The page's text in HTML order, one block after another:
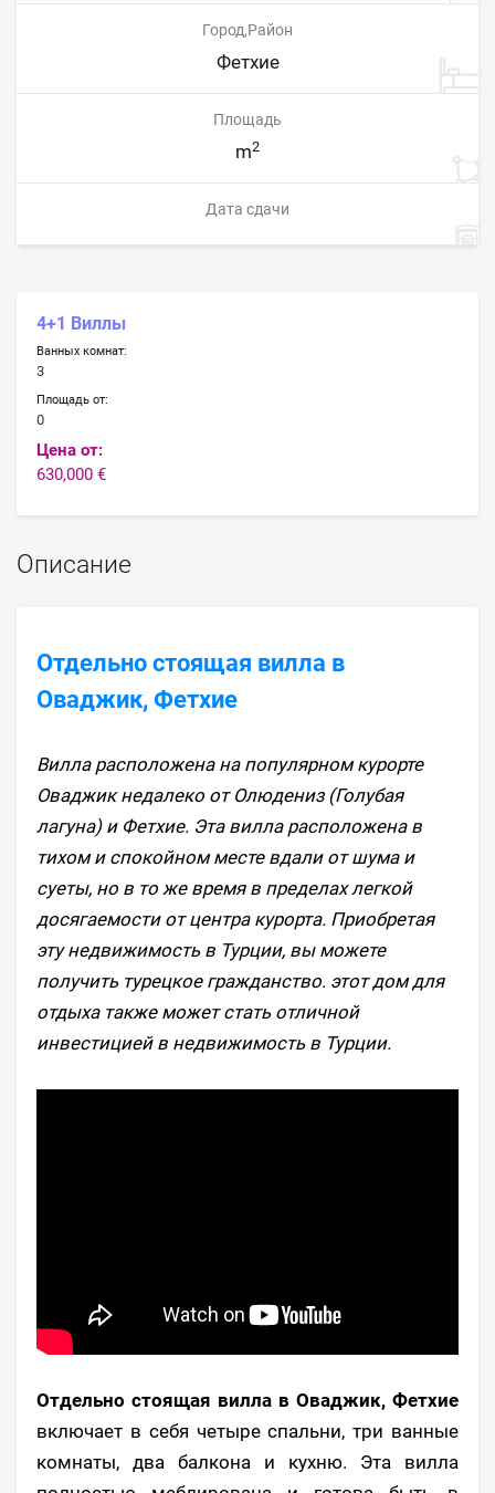
Город,Район
Фетхие
Площадь
m2
Дата сдачи
4+1 Виллы
Ванных комнат:
3
Площадь от:
0
Цена от:
630,000 €
Описание
Отдельно стоящая вилла в
Оваджик, Фетхие
Вилла расположена на популярном курорте
Оваджик недалеко от Олюдениз (Голубая
лагуна) и Фетхие. Эта вилла расположена в
тихом и спокойном месте вдали от шума и
суеты, но в то же время в пределах легкой
досягаемости от центра курорта. Приобретая
эту недвижимость в Турции, вы можете
получить турецкое гражданство. этот дом для
отдыха также может стать отличной
инвестицией в недвижимость в Турции.
Отдельно стоящая вилла в Оваджик, Фетхие
включает в себя четыре спальни, три ванные
комнаты, два балкона и кухню. Эта вилла